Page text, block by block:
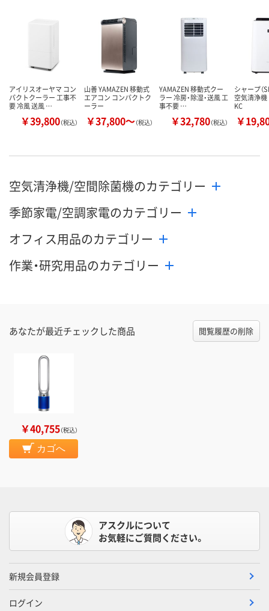
アイリスオーヤマ コン
パクトクーラー 工事不
要 冷風 送風 …
￥39,800（税込）
山善 YAMAZEN 移動式
エアコン コンパクトク
ーラー
￥37,800～（税込）
YAMAZEN 移動式クー
ラー 冷房・除湿・送風 工
事不要 …
￥32,780（税込）
シャープ（
空気清浄機
KC
￥
空気清浄機/空間除菌機のカテゴリー
季節家電/空調家電のカテゴリー
オフィス用品のカテゴリー
作業・研究用品のカテゴリー
あなたが最近チェックした商品 閲覧履歴の削除
￥40,755（税込）
カゴへ
アスクルについて
お気軽にご質問ください。
新規会員登録
ログイン